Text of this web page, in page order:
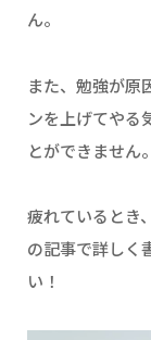
ん。
また、勉強が原
ンを上げてやる
とができません。
疲れているとき
の記事で詳しく
い！